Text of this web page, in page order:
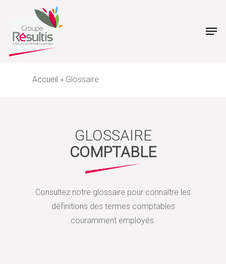
main
Accueil » Glossaire
GLOSSAIRE
COMPTABLE
Consultez notre glossaire pour connaître les
définitions des termes comptables
couramment employés.